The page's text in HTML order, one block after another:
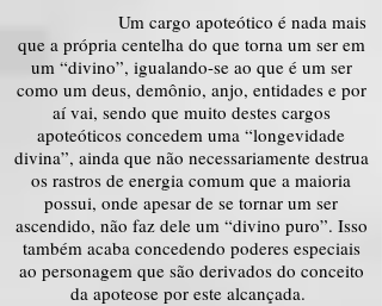
Um cargo apoteótico é nada mais
que a própria centelha do que torna um ser em
um “divino”, igualando-se ao que é um ser
como um deus, demônio, anjo, entidades e por
aí vai, sendo que muito destes cargos
apoteóticos concedem uma “longevidade
divina”, ainda que não necessariamente destrua
os rastros de energia comum que a maioria
possui, onde apesar de se tornar um ser
ascendido, não faz dele um “divino puro”. Isso
também acaba concedendo poderes especiais
ao personagem que são derivados do conceito
da apoteose por este alcançada.